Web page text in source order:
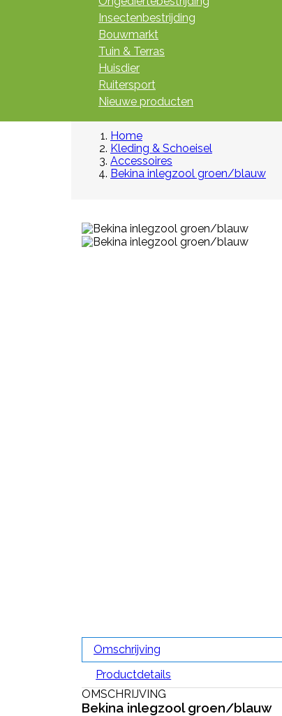
Insectenbestrijding
Bouwmarkt
Tuin & Terras
Huisdier
Ruitersport
Nieuwe producten
Home
Kleding & Schoeisel
Accessoires
Bekina inlegzool groen/blauw
Omschrijving
Productdetails
OMSCHRIJVING
Bekina inlegzool groen/blauw